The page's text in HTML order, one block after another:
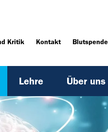
Kritik Kontakt Blutspende
Lehre Über uns